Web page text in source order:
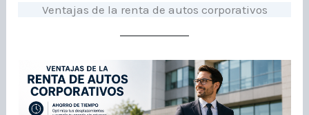
Ventajas de la renta de autos corporativos